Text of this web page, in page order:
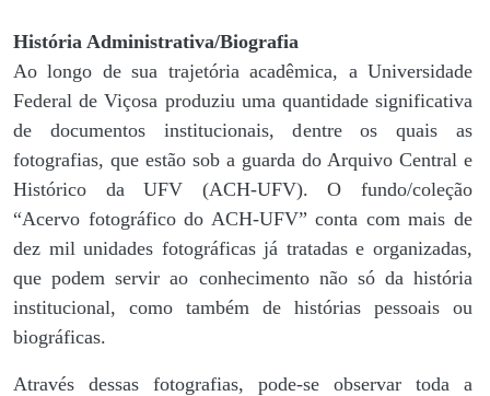
História Administrativa/Biografia
Ao longo de sua trajetória acadêmica, a Universidade
Federal de Viçosa produziu uma quantidade significativa
de documentos institucionais, dentre os quais as
fotografias, que estão sob a guarda do Arquivo Central e
Histórico da UFV (ACH-UFV). O fundo/coleção
“Acervo fotográfico do ACH-UFV” conta com mais de
dez mil unidades fotográficas já tratadas e organizadas,
que podem servir ao conhecimento não só da história
institucional, como também de histórias pessoais ou
biográficas.
Através dessas fotografias, pode-se observar toda a